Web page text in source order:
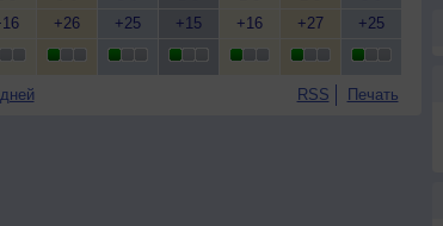
+26
+25
+15
+16
+27
+25
RSS Печать